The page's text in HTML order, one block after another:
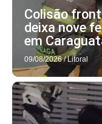
Colisão
deixa nove
em
09/08/2026 / Litoral